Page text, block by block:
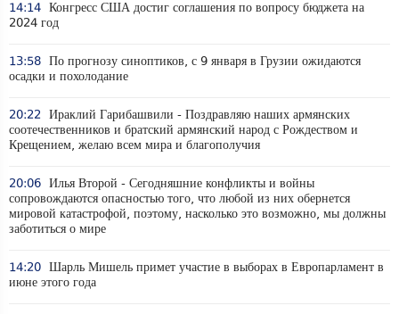
14:14 Конгресс США достиг соглашения по вопросу бюджета на
2024 год
13:58 По прогнозу синоптиков, с 9 января в Грузии ожидаются
осадки и похолодание
20:22 Ираклий Гарибашвили - Поздравляю наших армянских
соотечественников и братский армянский народ с Рождеством и
Крещением, желаю всем мира и благополучия
20:06 Илья Второй - Сегодняшние конфликты и войны
сопровождаются опасностью того, что любой из них обернется
мировой катастрофой, поэтому, насколько это возможно, мы должны
заботиться о мире
14:20 Шарль Мишель примет участие в выборах в Европарламент в
июне этого года